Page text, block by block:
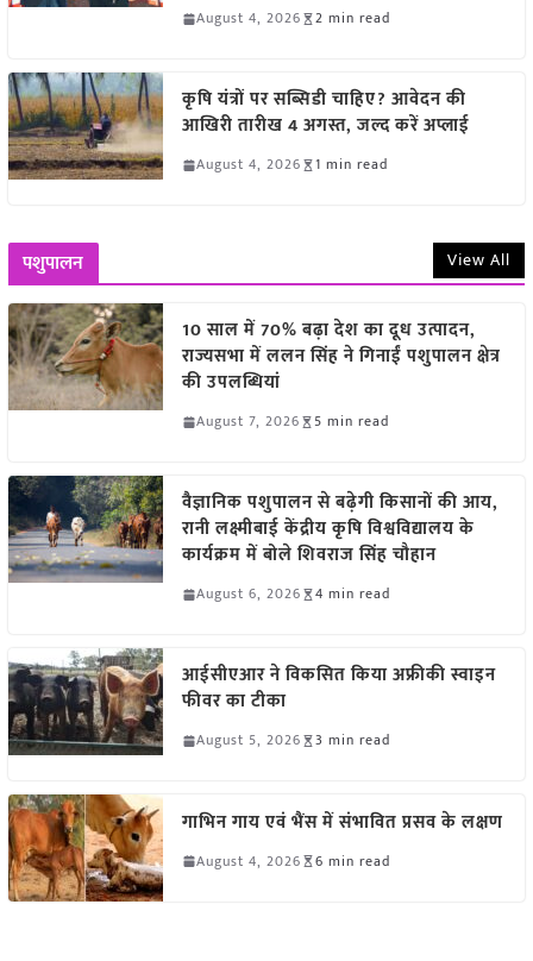
August 4, 2026 2 min read
कृषि यंत्रों पर सब्सिडी चाहिए? आवेदन की
आखिरी तारीख 4 अगस्त, जल्द करें अप्लाई
August 4, 2026 1 min read
पशुपालन View All
10 साल में 70% बढ़ा देश का दूध उत्पादन,
राज्यसभा में ललन सिंह ने गिनाईं पशुपालन क्षेत्र
की उपलब्धियां
August 7, 2026 5 min read
वैज्ञानिक पशुपालन से बढ़ेगी किसानों की आय,
रानी लक्ष्मीबाई केंद्रीय कृषि विश्वविद्यालय के
कार्यक्रम में बोले शिवराज सिंह चौहान
August 6, 2026 4 min read
आईसीएआर ने विकसित किया अफ्रीकी स्वाइन
फीवर का टीका
August 5, 2026 3 min read
गाभिन गाय एवं भैंस में संभावित प्रसव के लक्षण
August 4, 2026 6 min read